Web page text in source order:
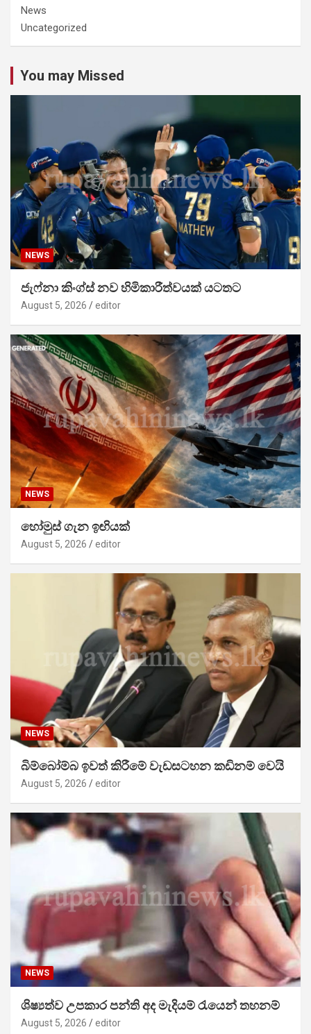
News
Uncategorized
You may Missed
NEWS
ජැෆ්නා කිංග්ස් නව හිමිකාරීත්වයක් යටතට
August 5, 2026 editor
NEWS
හෝමුස් ගැන ඉඟියක්
August 5, 2026 editor
NEWS
බිම්බෝම්බ ඉවත් කිරීමේ වැඩසටහන කඩිනම් වෙයි
August 5, 2026 editor
NEWS
ශිෂ්‍යත්ව උපකාර පන්ති අද මැදියම් රැයෙන් තහනම්
August 5, 2026 editor